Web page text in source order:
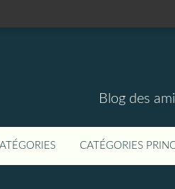
Blog des
CATÉGORIES